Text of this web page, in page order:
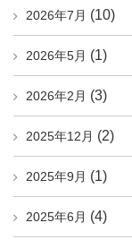
2026年7月 (10)
2026年5月 (1)
2026年2月 (3)
2025年12月 (2)
2025年9月 (1)
2025年6月 (4)